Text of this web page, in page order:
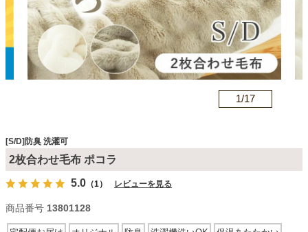
カテゴリから探す
ソファ
ダイニングテーブル・セット
1/17
[S/D]防臭 洗濯可
2枚合わせ毛布 ポコラ
5.0 （1） レビューを見る
商品番号 13801128